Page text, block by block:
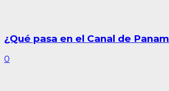
¿Qué pasa en el Canal de
0